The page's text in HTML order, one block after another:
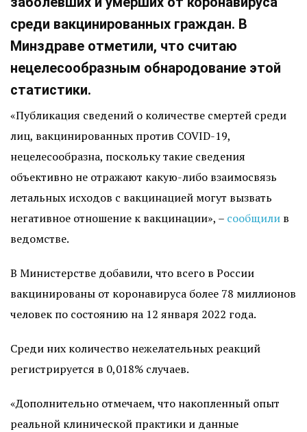
среди вакцинированных граждан. В
Минздраве отметили, что считаю
нецелесообразным обнародование этой
статистики.
«Публикация сведений о количестве смертей среди
лиц, вакцинированных против COVID-19,
нецелесообразна, поскольку такие сведения
объективно не отражают какую-либо взаимосвязь
летальных исходов с вакцинацией могут вызвать
негативное отношение к вакцинации», – сообщили в
ведомстве.
В Министерстве добавили, что всего в России
вакцинированы от коронавируса более 78 миллионов
человек по состоянию на 12 января 2022 года.
Среди них количество нежелательных реакций
регистрируется в 0,018% случаев.
«Дополнительно отмечаем, что накопленный опыт
реальной клинической практики и данные